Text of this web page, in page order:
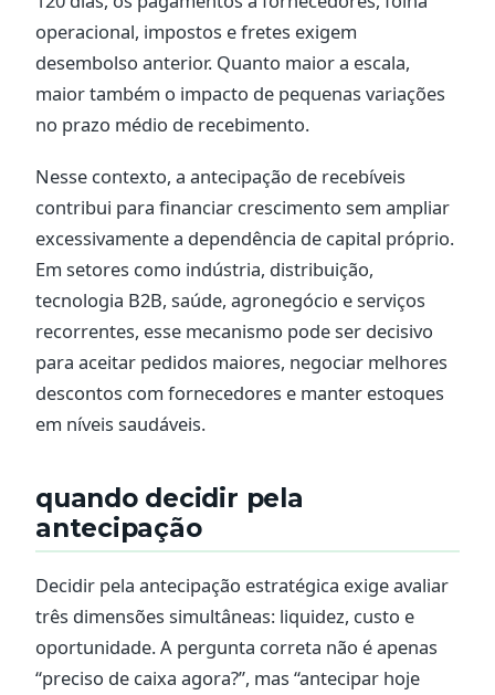
operacional, impostos e fretes exigem
desembolso anterior. Quanto maior a escala,
maior também o impacto de pequenas variações
no prazo médio de recebimento.
Nesse contexto, a antecipação de recebíveis
contribui para financiar crescimento sem ampliar
excessivamente a dependência de capital próprio.
Em setores como indústria, distribuição,
tecnologia B2B, saúde, agronegócio e serviços
recorrentes, esse mecanismo pode ser decisivo
para aceitar pedidos maiores, negociar melhores
descontos com fornecedores e manter estoques
em níveis saudáveis.
quando decidir pela
antecipação
Decidir pela antecipação estratégica exige avaliar
três dimensões simultâneas: liquidez, custo e
oportunidade. A pergunta correta não é apenas
“preciso de caixa agora?”, mas “antecipar hoje